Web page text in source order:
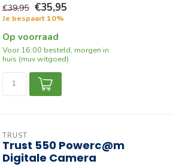
€39,95 €35,95
Je bespaart 10%
Op voorraad
Voor 16:00 besteld, morgen in
huis (muv witgoed)
TRUST
Trust 550 Powerc@m
Digitale Camera